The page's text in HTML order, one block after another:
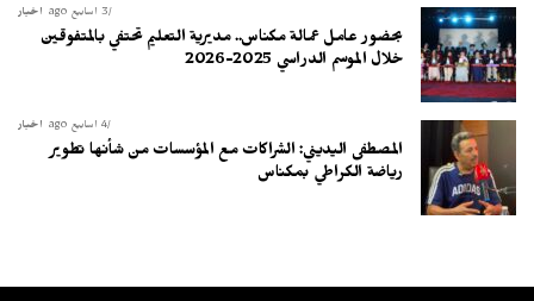
أخبار 3 أسابيع ago
بحضور عامل عمالة مكناس.. مديرية التعليم تحتفي بالمتفوقين
خلال الموسم الدراسي 2025-2026
أخبار 4 أسابيع ago
المصطفى اليديني: الشراكات مع المؤسسات من شأنها تطوير
رياضة الكراطي بمكناس